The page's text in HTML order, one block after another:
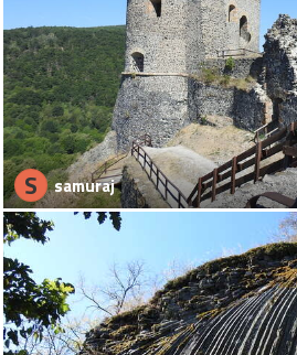
S samuraj